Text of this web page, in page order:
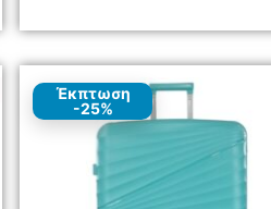
Έκπτωση
-25%